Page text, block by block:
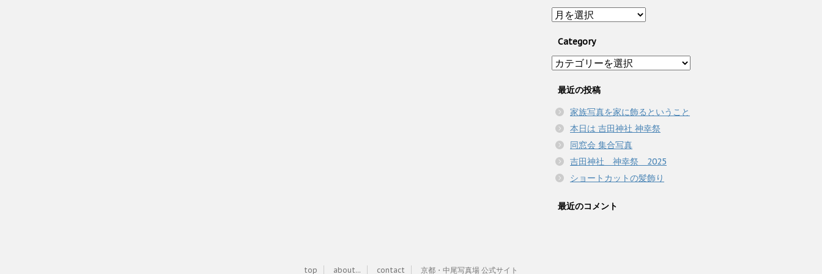
Archive
Category
Category
最近の投稿
家族写真を家に飾るということ
本日は 吉田神社 神幸祭
同窓会 集合写真
吉田神社 神幸祭 2025
ショートカットの髪飾り
最近のコメント
top about... contact 京都・中尾写真場 公式サイト